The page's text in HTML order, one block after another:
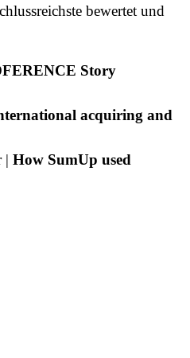
bewertet und
Story
acquiring and
| How SumUp used